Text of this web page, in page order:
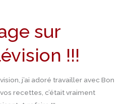
sur
!!!
j’ai adoré travailler avec Bon
recettes, c’était vraiment